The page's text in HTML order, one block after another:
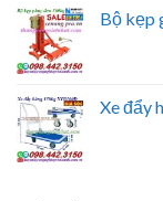
Bộ kẹp
Xe đẩy